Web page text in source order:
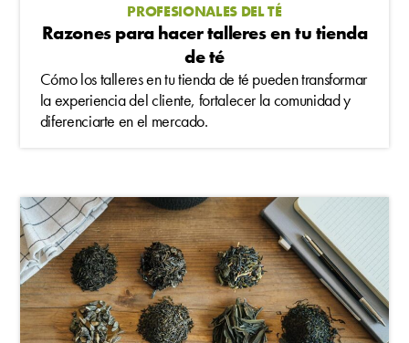
PROFESIONALES DEL TÉ
Razones para hacer talleres en tu tienda
de té
Cómo los talleres en tu tienda de té pueden transformar
la experiencia del cliente, fortalecer la comunidad y
diferenciarte en el mercado.